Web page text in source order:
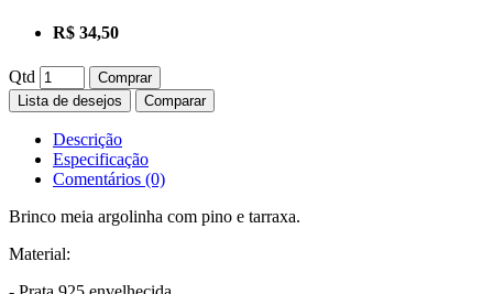
R$ 34,50
Qtd
Comprar
Lista de desejos
Comparar
Descrição
Especificação
Comentários (0)
Brinco meia argolinha com pino e tarraxa.
Material: